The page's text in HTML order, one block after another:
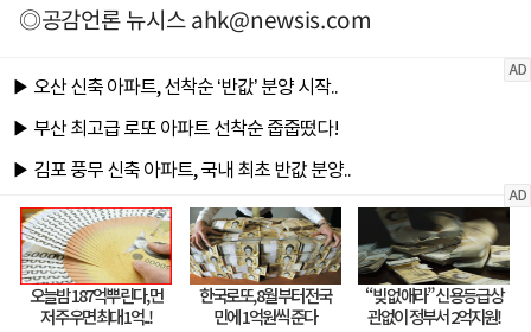
◎공감언론 뉴시스ahk@newsis.com